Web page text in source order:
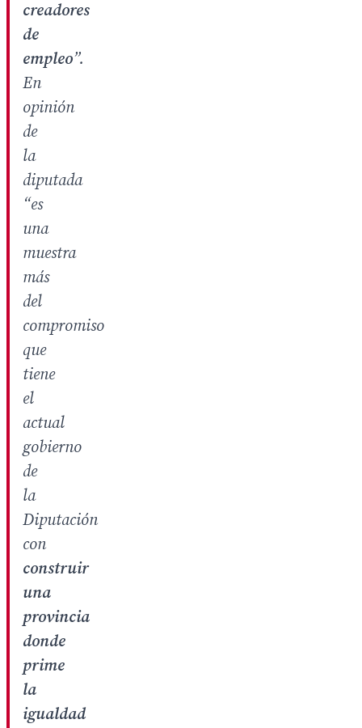
creadores
de
empleo”.
En
opinión
de
la
diputada
“es
una
muestra
más
del
compromiso
que
tiene
el
actual
gobierno
de
la
Diputación
con
construir
una
provincia
donde
prime
la
igualdad